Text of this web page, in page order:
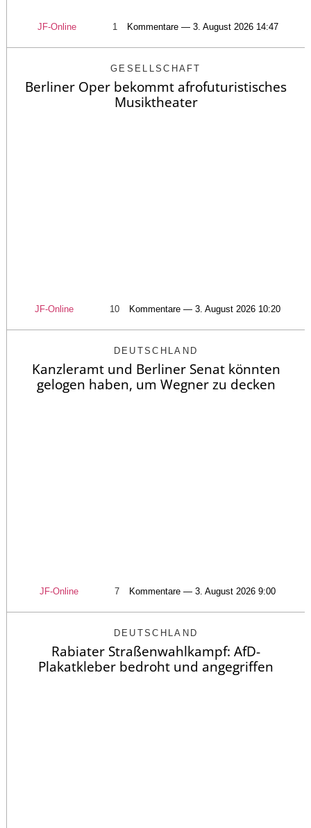
JF-Online 1 Kommentare — 3. August 2026 14:47
GESELLSCHAFT
Berliner Oper bekommt afrofuturistisches
Musiktheater
JF-Online 10 Kommentare — 3. August 2026 10:20
DEUTSCHLAND
Kanzleramt und Berliner Senat könnten
gelogen haben, um Wegner zu decken
JF-Online 7 Kommentare — 3. August 2026 9:00
DEUTSCHLAND
Rabiater Straßenwahlkampf: AfD-
Plakatkleber bedroht und angegriffen